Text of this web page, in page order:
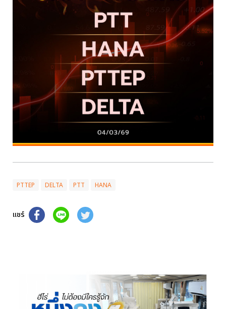
PTTEP DELTA PTT HANA
แชร์